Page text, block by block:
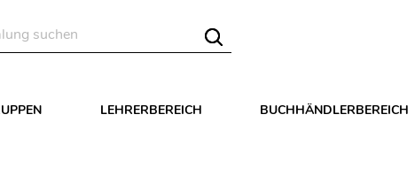
LEHRERBEREICH BUCHHÄNDLERBEREICH